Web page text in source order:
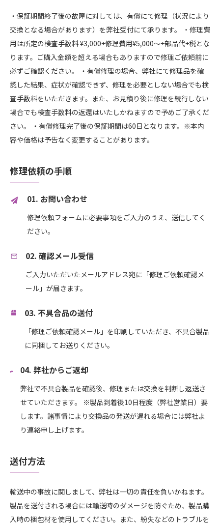
・保証期間終了後の故障に対しては、有償にて修理（状況により
交換となる場合があります）を弊社受付にて承ります。
・修理費
用は所定の検査手数料 ¥3,000+修理費用¥5,000～+部品代+税とな
ります。ご購入金額を超える場合もありますので修理ご依頼前に
必ずご確認ください。
・有償修理の場合、弊社にて修理品を確
認した結果、症状が確認できず、修理を必要としない場合でも検
査手数料をいただきます。また、お見積り後に修理を続行しない
場合でも検査手数料の返還はいたしかねますので予めご了承くだ
さい。
・有償修理完了後の保証期間は60日となります。 ※本内
容や価格は予告なく変更することがあります。
修理依頼の手順
01. お問い合わせ
修理依頼フォームに必要事項をご入力のうえ、送信してく
ださい。
02. 確認メール受信
ご入力いただいたメールアドレス宛に「修理ご依頼確認メ
ール」が届きます。
03. 不具合品の送付
「修理ご依頼確認メール」を印刷していただき、不具合製品
に同梱してお送りください。
04. 弊社からご返却
弊社で不具合製品を確認後、修理または交換を判断し返送さ
せていただきます。 ※製品到着後10日程度（弊社営業日）要
します。諸事情により交換品の発送が遅れる場合には弊社よ
り連絡申し上げます。
送付方法
輸送中の事故に関しまして、弊社は一切の責任を負いかねます。
製品を送付される場合には輸送時のダメージを防ぐため、製品購
入時の梱包材を使用してください。また、紛失などのトラブルを